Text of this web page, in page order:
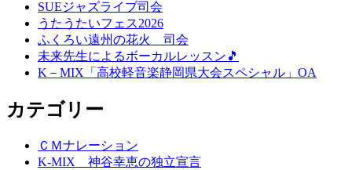
SUEジャズライブ司会
うたうたいフェス2026
ふくろい遠州の花火 司会
未来先生によるボーカルレッスン🎵
K－MIX「高校軽音楽静岡県大会スペシャル」OA
カテゴリー
ＣＭナレーション
K-MIX 神谷幸恵の独立宣言